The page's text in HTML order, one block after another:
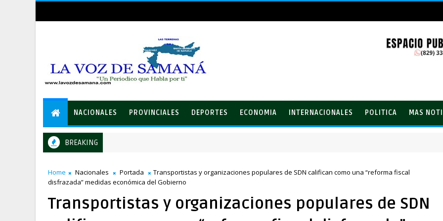
NACIONALES PROVINCIALES DEPORTES ECONOMIA INTERNACIONALES POLITICA MAS
BREAKING
Home Nacionales Portada
Transportistas y organizaciones populares de SDN califican como una “reforma fiscal
disfrazada” medidas económica del Gobierno
Transportistas y organizaciones populares de SDN